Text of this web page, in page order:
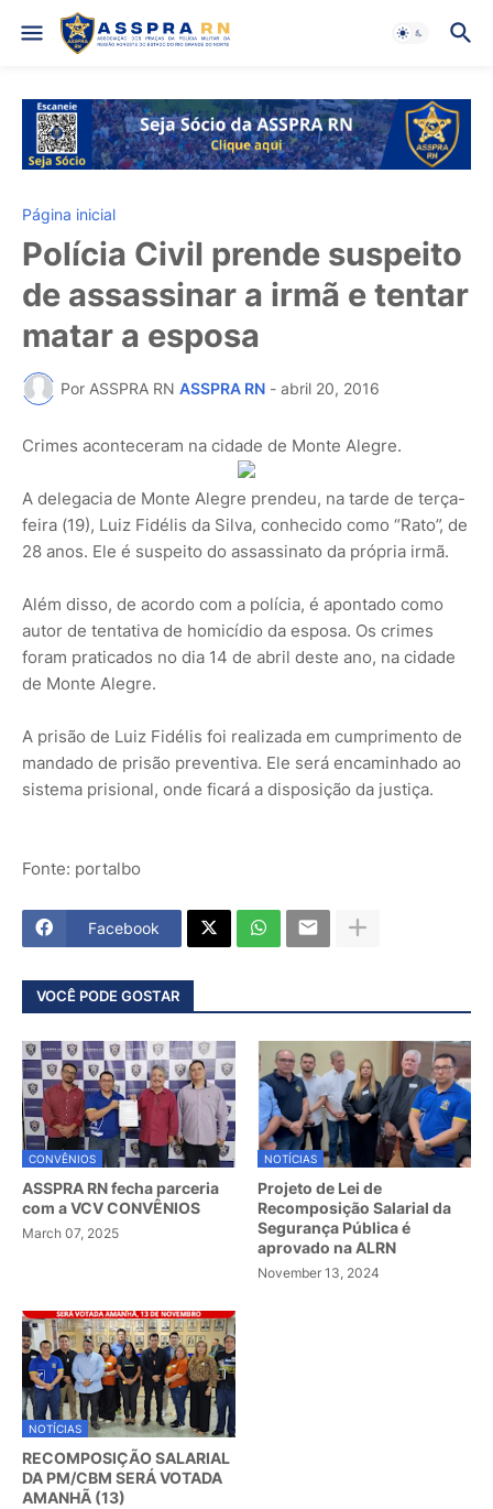
Página inicial
Polícia Civil prende suspeito
de assassinar a irmã e tentar
matar a esposa
Por ASSPRA RN ASSPRA RN - abril 20, 2016
Crimes aconteceram na cidade de Monte Alegre.
A delegacia de Monte Alegre prendeu, na tarde de terça-
feira (19), Luiz Fidélis da Silva, conhecido como “Rato”, de
28 anos. Ele é suspeito do assassinato da própria irmã.
Além disso, de acordo com a polícia, é apontado como
autor de tentativa de homicídio da esposa. Os crimes
foram praticados no dia 14 de abril deste ano, na cidade
de Monte Alegre.
A prisão de Luiz Fidélis foi realizada em cumprimento de
mandado de prisão preventiva. Ele será encaminhado ao
sistema prisional, onde ficará a disposição da justiça.
Fonte: portalbo
Facebook
VOCÊ PODE GOSTAR
CONVÊNIOS
ASSPRA RN fecha parceria
com a VCV CONVÊNIOS
March 07, 2025
NOTÍCIAS
Projeto de Lei de
Recomposição Salarial da
Segurança Pública é
aprovado na ALRN
November 13, 2024
NOTÍCIAS
RECOMPOSIÇÃO SALARIAL
DA PM/CBM SERÁ VOTADA
AMANHÃ (13)